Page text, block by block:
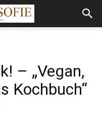
– „Vegan,
Kochbuch“